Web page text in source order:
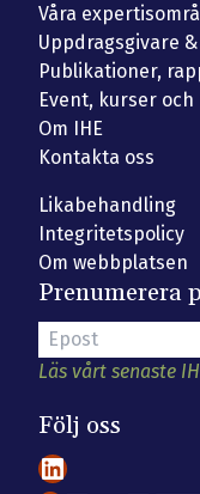
Våra
Uppdragsgivare
Publikationer,
Event, kurser
Om IHE
Kontakta oss
Likabehandling
Integritetspolicy
Om webbplatsen
Prenumerera
Läs vårt senaste
Följ oss
LinkedIn